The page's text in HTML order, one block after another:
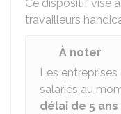
Ce dispositif vise
travailleurs
À noter
Les
salariés au
délai de 5 ans